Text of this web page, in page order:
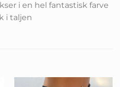
i en hel fantastisk farve
i taljen